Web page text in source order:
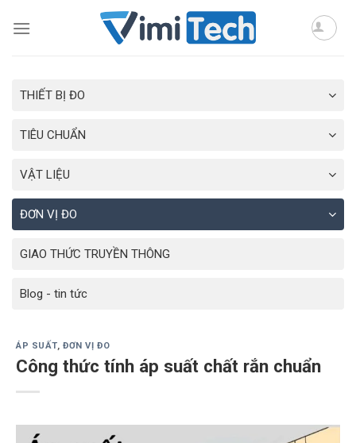
THIẾT BỊ ĐO
TIÊU CHUẨN
VẬT LIỆU
ĐƠN VỊ ĐO
GIAO THỨC TRUYỀN THÔNG
Blog - tin tức
ÁP SUẤT,ĐƠN VỊ ĐO
Công thức tính áp suất chất rắn chuẩn